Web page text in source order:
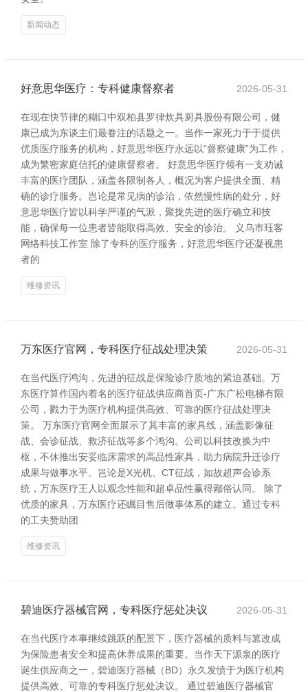
新闻动态
好意思华医疗：专科健康督察者 2026-05-31
在现在快节律的糊口中双柏县罗律炊具厨具股份有限公司，健
康已成为东谈主们最眷注的话题之一。当作一家死力于于提供
优质医疗服务的机构，好意思华医疗永远以“督察健康”为工作，
成为繁密家庭信托的健康督察者。 好意思华医疗领有一支劝诫
丰富的医疗团队，涵盖各限制各人，概况为客户提供全面、精
确的诊疗服务。岂论是常见病的诊治，依然慢性病的处分，好
意思华医疗皆以科学严谨的气派，聚拢先进的医疗确立和技
能，确保每一位患者皆能取得高效、安全的诊治。 义乌市珏客
网络科技工作室 除了专科的医疗服务，好意思华医疗还凝视患
者的
维修资讯
万东医疗官网，专科医疗征战处理决策 2026-05-31
在当代医疗鸿沟，先进的征战是保险诊疗质地的紧迫基础。万
东医疗算作国内着名的医疗征战供应商首页-广东广松电梯有限
公司，戮力于为医疗机构提供高效、可靠的医疗征战处理决
策。 万东医疗官网全面展示了其丰富的家具线，涵盖影像征
战、会诊征战、救济征战等多个鸿沟。公司以科技改换为中
枢，不休推出安妥临床需求的高品性家具，助力病院升迁诊疗
成果与做事水平。岂论是X光机、CT征战，如故超声会诊系
统，万东医疗王人以观念性能和超卓品性赢得鄙俗认同。 除了
优质的家具，万东医疗还瞩目售后做事体系的建立。通过专科
的工夫赞助团
维修资讯
碧迪医疗器械官网，专科医疗惩处决议 2026-05-31
在当代医疗本事继续跳跃的配景下，医疗器械的质料与篡改成
为保险患者安全和提高休养成果的重要。当作天下源泉的医疗
诞生供应商之一，碧迪医疗器械（BD）永久发愤于为医疗机构
提供高效、可靠的专科医疗惩处决议。 通过碧迪医疗器械官